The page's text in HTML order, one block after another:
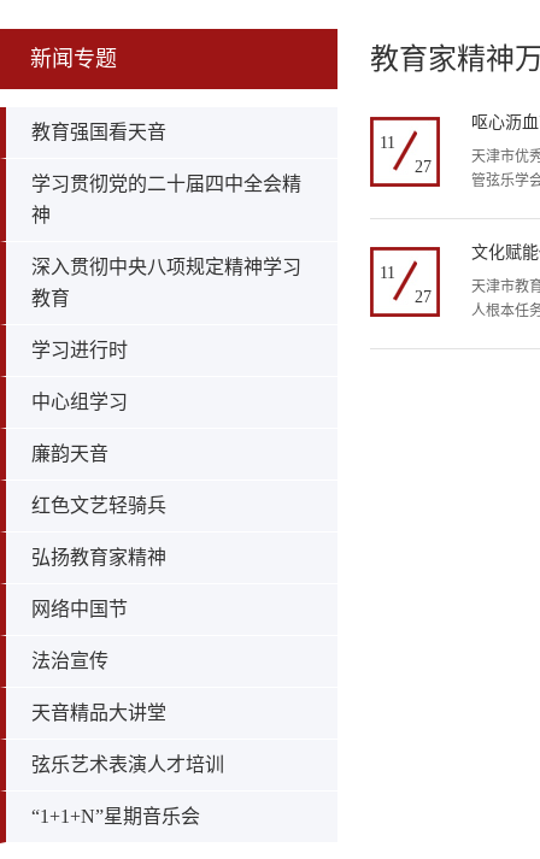
新闻专题
教育强国看天音
学习贯彻党的二十届四中全会精
神
深入贯彻中央八项规定精神学习
教育
学习进行时
中心组学习
廉韵天音
红色文艺轻骑兵
弘扬教育家精神
网络中国节
法治宣传
天音精品大讲堂
弦乐艺术表演人才培训
“1+1+N”星期音乐会
教育家精神
11
27
呕心沥
天津市优
管弦乐学
11
27
文化赋
天津市教
人根本任